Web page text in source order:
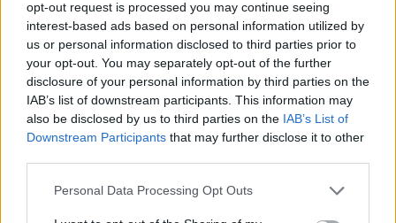
opt-out request is processed you may continue seeing
interest-based ads based on personal information utilized by
us or personal information disclosed to third parties prior to
your opt-out. You may separately opt-out of the further
disclosure of your personal information by third parties on the
IAB’s list of downstream participants. This information may
also be disclosed by us to third parties on the IAB’s List of
Downstream Participants that may further disclose it to other
Personal Data Processing Opt Outs
κατάρα, είναι ευλογία σίγουρα να
αναμετριέται κανείς με τέτοια πνευματικά
βάθη»
CELEBRITIES
ΔΕΙΤΕ ΑΚΟΜΑ
ΠΡΟΚΟΠΗΣ ΑΓΑΘΟΚΛΕΟΥΣ